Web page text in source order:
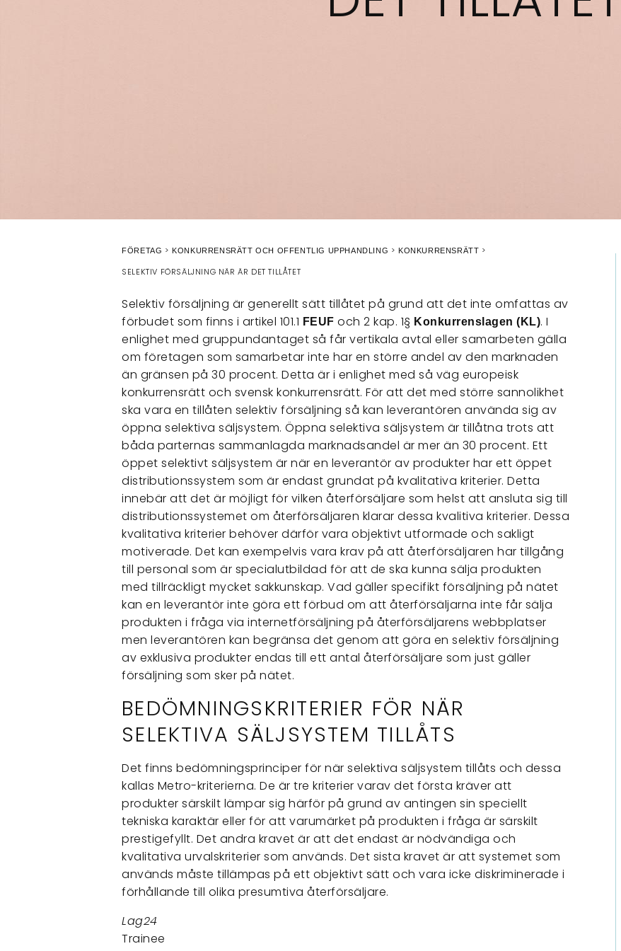
FÖRETAG KONKURRENSRÄTT OCH OFFENTLIG UPPHANDLING KONKURRENSRÄTT
SELEKTIV FÖRSÄLJNING NÄR ÄR DET TILLÅTET
Selektiv försäljning är generellt sätt tillåtet på grund att det inte omfattas av
förbudet som finns i artikel 101.1 FEUF och 2 kap. 1§ Konkurrenslagen (KL). I
enlighet med gruppundantaget så får vertikala avtal eller samarbeten gälla
om företagen som samarbetar inte har en större andel av den marknaden
än gränsen på 30 procent. Detta är i enlighet med så väg europeisk
konkurrensrätt och svensk konkurrensrätt. För att det med större sannolikhet
ska vara en tillåten selektiv försäljning så kan leverantören använda sig av
öppna selektiva säljsystem. Öppna selektiva säljsystem är tillåtna trots att
båda parternas sammanlagda marknadsandel är mer än 30 procent. Ett
öppet selektivt säljsystem är när en leverantör av produkter har ett öppet
distributionssystem som är endast grundat på kvalitativa kriterier. Detta
innebär att det är möjligt för vilken återförsäljare som helst att ansluta sig till
distributionssystemet om återförsäljaren klarar dessa kvalitiva kriterier. Dessa
kvalitativa kriterier behöver därför vara objektivt utformade och sakligt
motiverade. Det kan exempelvis vara krav på att återförsäljaren har tillgång
till personal som är specialutbildad för att de ska kunna sälja produkten
med tillräckligt mycket sakkunskap. Vad gäller specifikt försäljning på nätet
kan en leverantör inte göra ett förbud om att återförsäljarna inte får sälja
produkten i fråga via internetförsäljning på återförsäljarens webbplatser
men leverantören kan begränsa det genom att göra en selektiv försäljning
av exklusiva produkter endas till ett antal återförsäljare som just gäller
försäljning som sker på nätet.
BEDÖMNINGSKRITERIER FÖR NÄR
SELEKTIVA SÄLJSYSTEM TILLÅTS
Det finns bedömningsprinciper för när selektiva säljsystem tillåts och dessa
kallas Metro-kriterierna. De är tre kriterier varav det första kräver att
produkter särskilt lämpar sig härför på grund av antingen sin speciellt
tekniska karaktär eller för att varumärket på produkten i fråga är särskilt
prestigefyllt. Det andra kravet är att det endast är nödvändiga och
kvalitativa urvalskriterier som används. Det sista kravet är att systemet som
används måste tillämpas på ett objektivt sätt och vara icke diskriminerade i
förhållande till olika presumtiva återförsäljare.
Lag24
Trainee